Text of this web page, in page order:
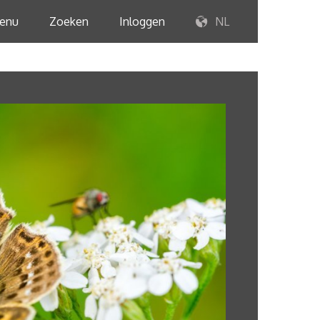
Zoeken Inloggen NL